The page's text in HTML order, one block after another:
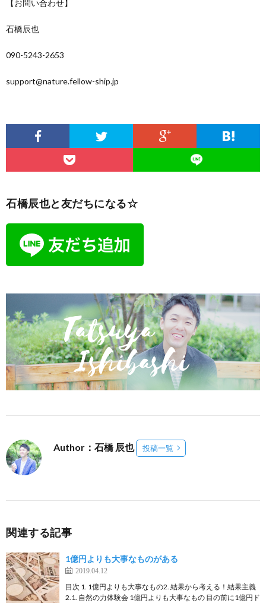
【お問い合わせ】
石橋辰也
090-5243-2653
support@nature.fellow-ship.jp
石橋辰也と友だちになる☆
Author：石橋 辰也 投稿一覧
関連する記事
1億円よりも大事なものがある
2019.04.12
目次 1. 1億円よりも大事なもの2. 結果から考える！結果主義
2.1. 自然の力体験会 1億円よりも大事なもの 目の前に1億円ド